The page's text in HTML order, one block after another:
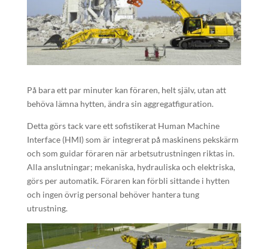
På bara ett par minuter kan föraren, helt själv, utan att
behöva lämna hytten, ändra sin aggregatfiguration.
Detta görs tack vare ett sofistikerat Human Machine
Interface (HMI) som är integrerat på maskinens pekskärm
och som guidar föraren när arbetsutrustningen riktas in.
Alla anslutningar; mekaniska, hydrauliska och elektriska,
görs per automatik. Föraren kan förbli sittande i hytten
och ingen övrig personal behöver hantera tung
utrustning.